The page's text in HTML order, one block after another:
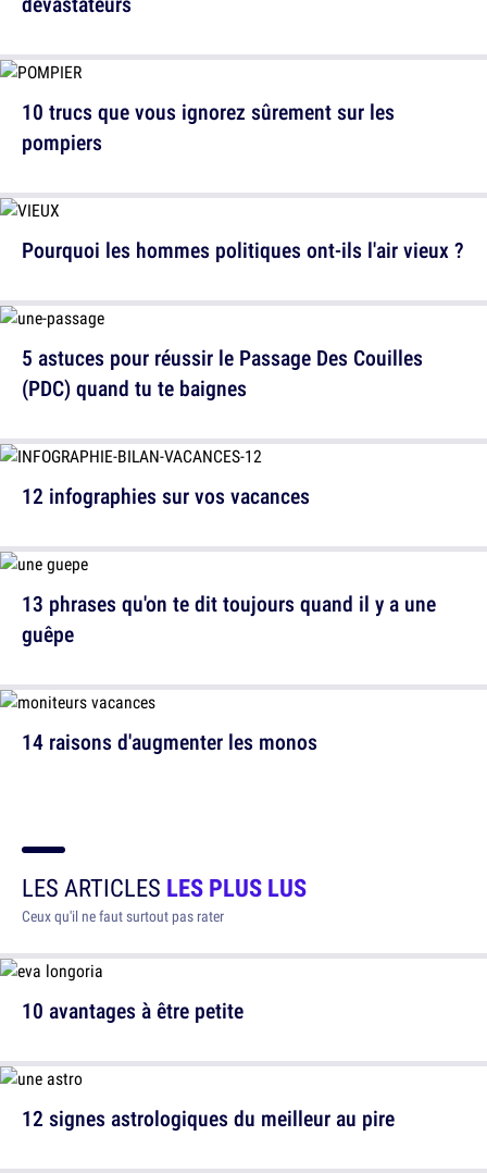
10 trucs que vous ignorez sûrement sur les
pompiers
5 astuces pour réussir le Passage Des Couilles
(PDC) quand tu te baignes
13 phrases qu'on te dit toujours quand il y a une
guêpe
Pourquoi les hommes politiques ont-ils l'air vieux ?
12 infographies sur vos vacances
14 raisons d'augmenter les monos
LES ARTICLES LES PLUS LUS
Ceux qu'il ne faut surtout pas rater
10 avantages à être petite
12 signes astrologiques du meilleur au pire